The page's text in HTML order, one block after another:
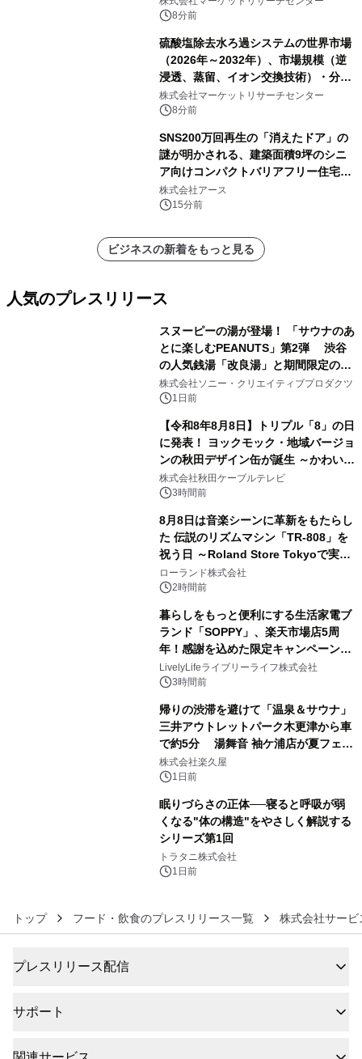
タ）・分析レポートを発表
8分前
硫酸塩除去水ろ過システムの世界市場
（2026年～2032年）、市場規模（逆
浸透、蒸留、イオン交換技術）・分析
レポートを発表
株式会社マーケットリサーチセンター
8分前
SNS200万回再生の「消えたドア」の
謎が明かされる、建築面積9坪のシニ
ア向けコンパクトバリアフリー住宅が
誕生
株式会社アース
15分前
ビジネスの新着をもっと見る
人気のプレスリリース
スヌーピーの湯が登場！ 「サウナのあ
とに楽しむPEANUTS」第2弾 渋谷
の人気銭湯「改良湯」と期間限定のコ
ラボレーション サウナイキタイコラ
ボグッズも発売決定！
株式会社ソニー・クリエイティブプロダクツ
1日前
【令和8年8月8日】トリプル「8」の日
に発表！ ヨックモック・地域バージョ
ンの秋田デザイン缶が誕生 ～かわいい
秋田犬の子犬と秋田の四季と名所を巡
るパッケージ～ 9月1日(火)秋田県内で
株式会社秋田ケーブルテレビ
3時間前
8月8日は音楽シーンに革新をもたらし
た 伝説のリズムマシン「TR-808」を
祝う日 ～Roland Store Tokyoで実機
を展示しての 記念キャンペーンを開
催 英国ラジオ「NTS」の 特別プログ
アーティストを フィーチャーしたアニ
メーションを公開～
ローランド株式会社
2時間前
暮らしをもっと便利にする生活家電ブ
ランド「SOPPY」、楽天市場店5周
年！感謝を込めた限定キャンペーンを
8月10日より開催
LivelyLifeライブリーライフ株式会社
3時間前
帰りの渋滞を避けて「温泉＆サウナ」
三井アウトレットパーク木更津から車
で約5分 湯舞音 袖ケ浦店が夏フェア
メニューを提供
株式会社楽久屋
1日前
眠りづらさの正体──寝ると呼吸が弱
くなる"体の構造"をやさしく解説する
シリーズ第1回
トラタニ株式会社
1日前
トップ フード・飲食のプレスリリース一覧 株式会社サービ
プレスリリース配信
サポート